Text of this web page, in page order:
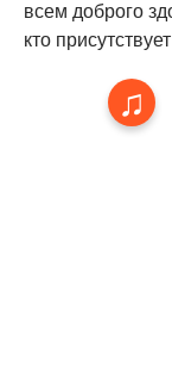
всем доброго
кто